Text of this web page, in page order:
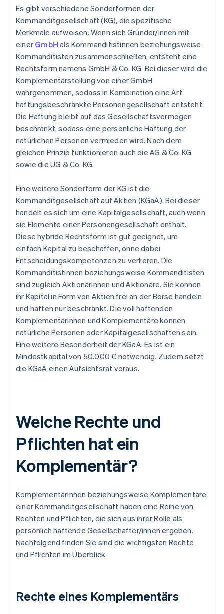
Es gibt verschiedene Sonderformen der
Kommanditgesellschaft (KG), die spezifische
Merkmale aufweisen. Wenn sich Gründer/innen mit
einer GmbH als Kommanditistinnen beziehungsweise
Kommanditisten zusammenschließen, entsteht eine
Rechtsform namens GmbH & Co. KG. Bei dieser wird die
Komplementärstellung von einer GmbH
wahrgenommen, sodass in Kombination eine Art
haftungsbeschränkte Personengesellschaft entsteht.
Die Haftung bleibt auf das Gesellschaftsvermögen
beschränkt, sodass eine persönliche Haftung der
natürlichen Personen vermieden wird. Nach dem
gleichen Prinzip funktionieren auch die AG & Co. KG
sowie die UG & Co. KG.
Eine weitere Sonderform der KG ist die
Kommanditgesellschaft auf Aktien (KGaA). Bei dieser
handelt es sich um eine Kapitalgesellschaft, auch wenn
sie Elemente einer Personengesellschaft enthält.
Diese hybride Rechtsform ist gut geeignet, um
einfach Kapital zu beschaffen, ohne dabei
Entscheidungskompetenzen zu verlieren. Die
Kommanditistinnen beziehungsweise Kommanditisten
sind zugleich Aktionärinnen und Aktionäre. Sie können
ihr Kapital in Form von Aktien frei an der Börse handeln
und haften nur beschränkt. Die voll haftenden
Komplementärinnen und Komplementäre können
natürliche Personen oder Kapitalgesellschaften sein.
Eine weitere Besonderheit der KGaA: Es ist ein
Mindestkapital von 50.000 € notwendig. Zudem setzt
die KGaA einen Aufsichtsrat voraus.
Welche Rechte und
Pflichten hat ein
Komplementär?
Komplementärinnen beziehungsweise Komplementäre
einer Kommanditgesellschaft haben eine Reihe von
Rechten und Pflichten, die sich aus ihrer Rolle als
persönlich haftende Gesellschafter/innen ergeben.
Nachfolgend finden Sie sind die wichtigsten Rechte
und Pflichten im Überblick.
Rechte eines Komplementärs